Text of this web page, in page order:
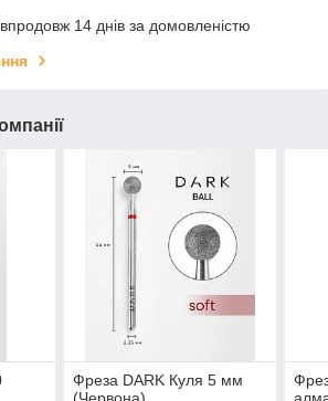
14 днів за домовленістю
Фреза DARK Куля 5 мм